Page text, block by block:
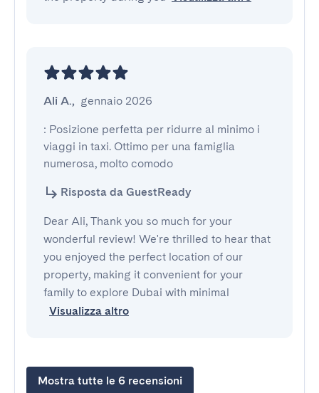
Ali A., gennaio 2026
: Posizione perfetta per ridurre al minimo i
viaggi in taxi. Ottimo per una famiglia
numerosa, molto comodo
Risposta da GuestReady
Dear Ali, Thank you so much for your
wonderful review! We're thrilled to hear that
you enjoyed the perfect location of our
property, making it convenient for your
family to explore Dubai with minimal
Visualizza altro
Mostra tutte le 6 recensioni